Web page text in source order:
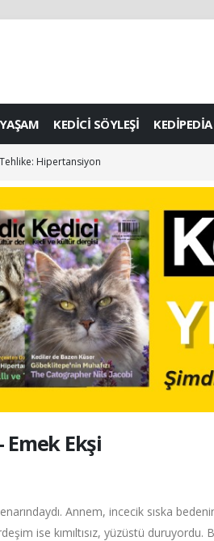
KEDİCİ SÖYLEŞİ KEDİPEDİA
Hipertansiyon
Emek Ekşi
Annem, incecik sıska
ise kımıltısız, yüzüstü duruyordu.